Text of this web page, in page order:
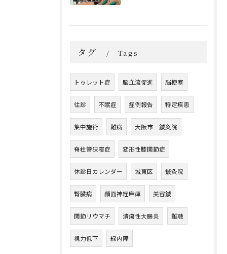
タグ Tags
トゥレット症 脳血流促進 脳梗塞
往診 不眠症 症例報告 特定疾患
集中施術 難病 大阪市 鍼灸院
脊柱管狭窄症 変形性膝関節症
休診日カレンダー 城東区 鍼灸院
腎臓病 顔面神経麻痺 美容鍼
関節リウマチ 潰瘍性大腸炎 難聴
視力低下 緑内障